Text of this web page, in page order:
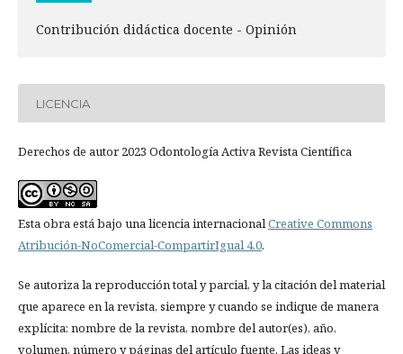
Contribución didáctica docente - Opinión
LICENCIA
Derechos de autor 2023 Odontología Activa Revista Científica
Esta obra está bajo una licencia internacionalCreative Commons
Atribución-NoComercial-CompartirIgual 4.0.
Se autoriza la reproducción total y parcial, y la citación del material
que aparece en la revista, siempre y cuando se indique de manera
explícita: nombre de la revista, nombre del autor(es), año,
volumen, número y páginas del artículo fuente. Las ideas y